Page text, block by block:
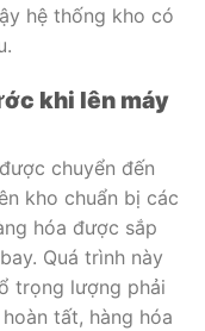
hệ thống kho có
khi lên máy
chuyển đến
kho chuẩn bị các
hóa được sắp
Quá trình này
trọng lượng phải
tất, hàng hóa